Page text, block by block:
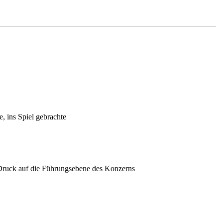
ins Spiel gebrachte
auf die Führungsebene des Konzerns